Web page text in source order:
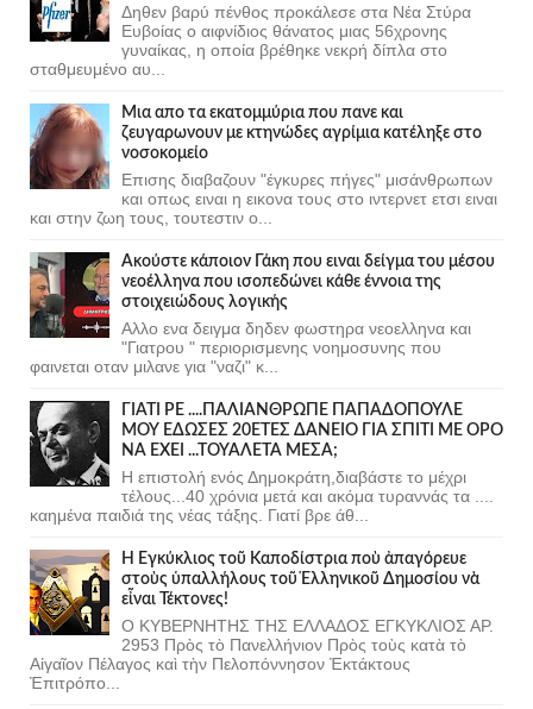
Δηθεν βαρύ πένθος προκάλεσε στα Νέα Στύρα
Ευβοίας ο αιφνίδιος θάνατος μιας 56χρονης
γυναίκας, η οποία βρέθηκε νεκρή δίπλα στο
σταθμευμένο αυ...
Μια απο τα εκατομμύρια που πανε και
ζευγαρωνουν με κτηνώδες αγρίμια κατέληξε στο
νοσοκομείο
Επισης διαβαζουν "έγκυρες πήγες" μισάνθρωπων
και οπως ειναι η εικονα τους στο ιντερνετ ετσι ειναι
και στην ζωη τους, τουτεστιν ο...
Ακούστε κάποιον Γάκη που ειναι δείγμα του μέσου
νεοέλληνα που ισοπεδώνει κάθε έννοια της
στοιχειώδους λογικής
Αλλο ενα δειγμα δηδεν φωστηρα νεοελληνα και
"Γιατρου " περιορισμενης νοημοσυνης που
φαινεται οταν μιλανε για "ναζι" κ...
ΓΙΑΤΙ ΡΕ ....ΠΑΛΙΑΝΘΡΩΠΕ ΠΑΠΑΔΟΠΟΥΛΕ
ΜΟΥ ΕΔΩΣΕΣ 20ΕΤΕΣ ΔΑΝΕΙΟ ΓΙΑ ΣΠΙΤΙ ΜΕ ΟΡΟ
ΝΑ ΕΧΕΙ ...ΤΟΥΑΛΕΤΑ ΜΕΣΑ;
Η επιστολή ενός Δημοκράτη,διαβάστε το μέχρι
τέλους...40 χρόνια μετά και ακόμα τυραννάς τα ....
καημένα παιδιά της νέας τάξης. Γιατί βρε άθ...
Ἡ Ἐγκύκλιος τοῦ Καποδίστρια ποὺ ἀπαγόρευε
στοὺς ὑπαλλήλους τοῦ Ἑλληνικοῦ Δημοσίου νὰ
εἶναι Τέκτονες!
Ο ΚΥΒΕΡΝΗΤΗΣ ΤΗΣ ΕΛΛΑΔΟΣ ΕΓΚΥΚΛΙΟΣ ΑΡ.
2953 Πρὸς τὸ Πανελλήνιον Πρὸς τοὺς κατὰ τὸ
Αἰγαῖον Πέλαγος καὶ τὴν Πελοπόννησον Ἐκτάκτους
Ἐπιτρόπο...